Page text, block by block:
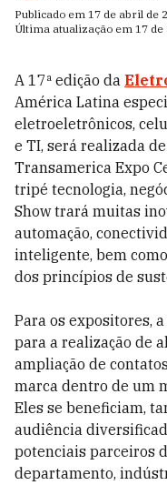
Publicado em 17 de abril de
Última atualização em 17 de
A 17ª edição da
América Latina
eletroeletrônicos,
e TI, será realizada
Transamerica Expo
tripé tecnologia,
Show trará muitas
automação,
inteligente, bem
dos princípios de
Para os expositores,
para a realização de
ampliação de
marca dentro de um
Eles se beneficiam,
audiência
potenciais parceiros
departamento,